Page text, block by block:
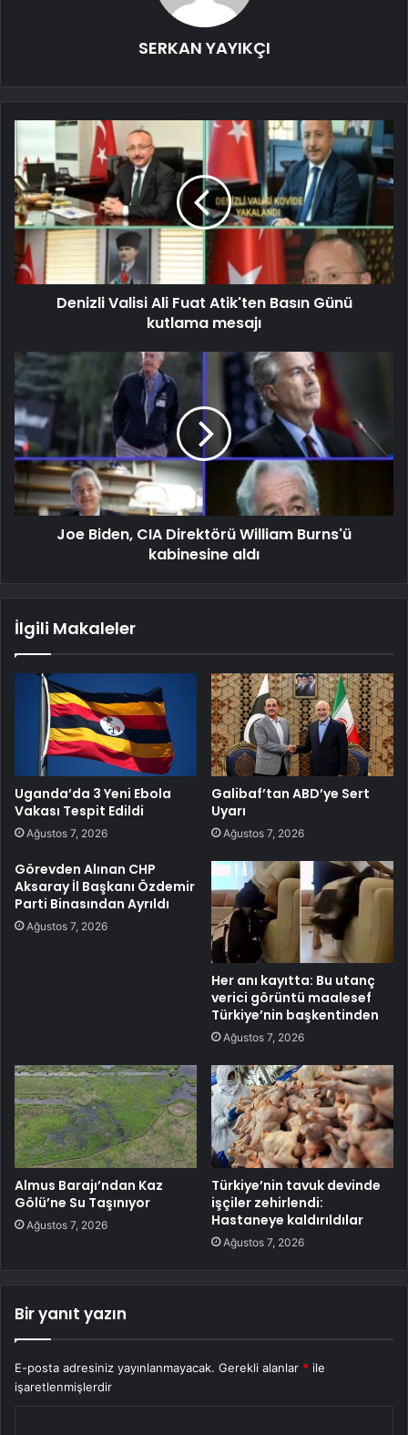
SERKAN YAYIKÇI
Denizli Valisi Ali Fuat Atik'ten Basın Günü
kutlama mesajı
Joe Biden, CIA Direktörü William Burns'ü
kabinesine aldı
İlgili Makaleler
Uganda’da 3 Yeni Ebola
Vakası Tespit Edildi
Ağustos 7, 2026
Galibaf’tan ABD’ye Sert
Uyarı
Ağustos 7, 2026
Görevden Alınan CHP
Aksaray İl Başkanı Özdemir
Parti Binasından Ayrıldı
Ağustos 7, 2026
Her anı kayıtta: Bu utanç
verici görüntü maalesef
Türkiye’nin başkentinden
Ağustos 7, 2026
Almus Barajı’ndan Kaz
Gölü’ne Su Taşınıyor
Ağustos 7, 2026
Türkiye’nin tavuk devinde
işçiler zehirlendi:
Hastaneye kaldırıldılar
Ağustos 7, 2026
Bir yanıt yazın
E-posta adresiniz yayınlanmayacak. Gerekli alanlar * ile
işaretlenmişlerdir